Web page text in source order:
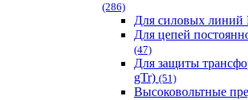
(286)
Для силовых линий
Для цепей
(47)
Для защиты
gTr) (51)
Высоковольтные